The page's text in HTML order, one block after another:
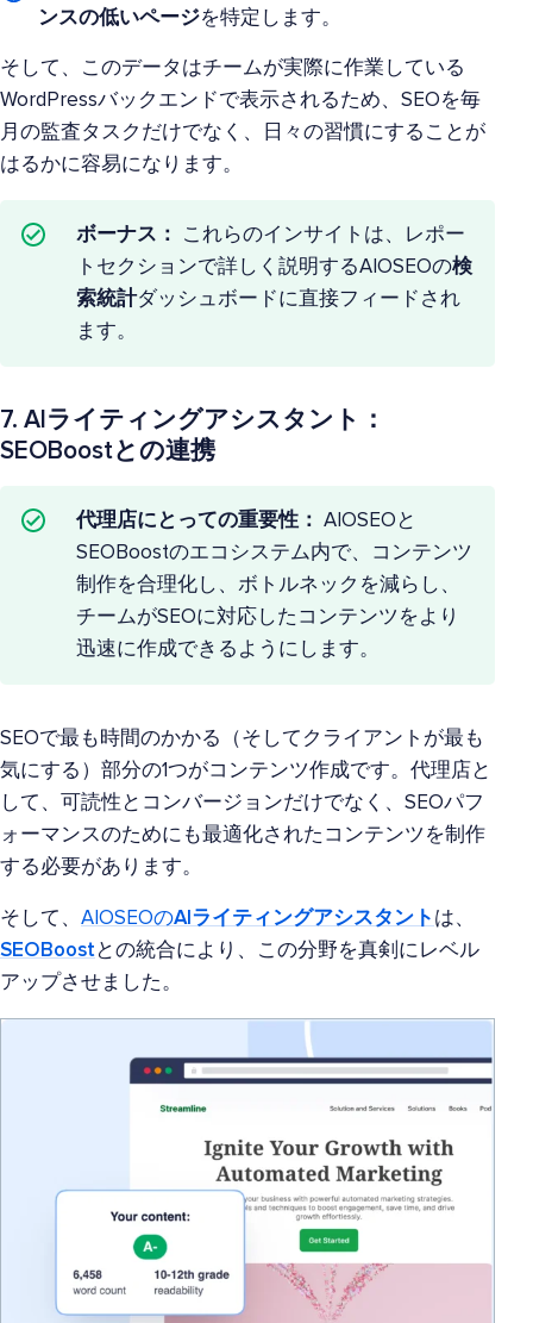
ンスの低いページを特定します。
そして、このデータはチームが実際に作業している
WordPressバックエンドで表示されるため、SEOを毎
月の監査タスクだけでなく、日々の習慣にすることが
はるかに容易になります。
ボーナス：
これらのインサイトは、レポー
トセクションで詳しく説明するAIOSEOの検
索統計ダッシュボードに直接フィードされ
ます。
7. AIライティングアシスタント：
SEOBoostとの連携
代理店にとっての重要性： AIOSEOと
SEOBoostのエコシステム内で、コンテンツ
制作を合理化し、ボトルネックを減らし、
チームがSEOに対応したコンテンツをより
迅速に作成できるようにします。
SEOで最も時間のかかる（そしてクライアントが最も
気にする）部分の1つがコンテンツ作成です。代理店と
して、可読性とコンバージョンだけでなく、SEOパフ
ォーマンスのためにも最適化されたコンテンツを制作
する必要があります。
そして、 AIOSEOのAIライティングアシスタント は、
SEOBoostとの統合により、この分野を真剣にレベル
アップさせました。